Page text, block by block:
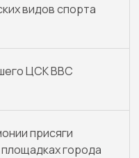
видов спорта
ЦСК ВВС
присяги
города